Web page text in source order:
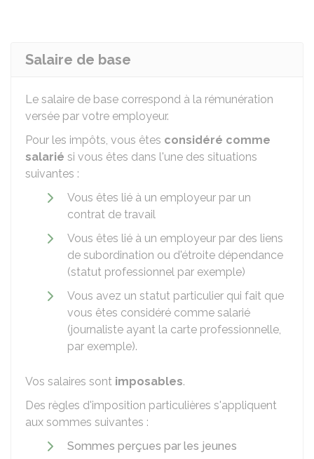
Salaire de base
Le salaire de base correspond à la rémunération
versée par votre employeur.
Pour les impôts, vous êtes considéré comme
salarié si vous êtes dans l'une des situations
suivantes :
Vous êtes lié à un employeur par un
contrat de travail
Vous êtes lié à un employeur par des liens
de subordination ou d'étroite dépendance
(statut professionnel par exemple)
Vous avez un statut particulier qui fait que
vous êtes considéré comme salarié
(journaliste ayant la carte professionnelle,
par exemple).
Vos salaires sont imposables.
Des règles d'imposition particulières s'appliquent
aux sommes suivantes :
Sommes perçues par les jeunes